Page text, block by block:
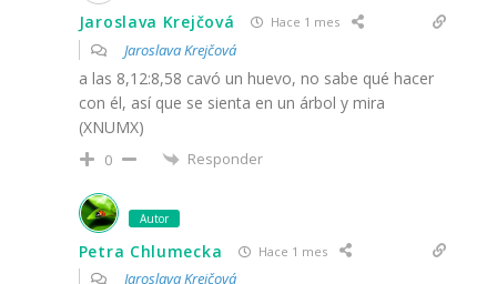
Jaroslava Krejčová Hace 1 mes
Jaroslava Krejčová
a las 8,12:8,58 cavó un huevo, no sabe qué hacer
con él, así que se sienta en un árbol y mira
(XNUMX)
0 Responder
Autor
Petra Chlumecka Hace 1 mes
Jaroslava Krejčová